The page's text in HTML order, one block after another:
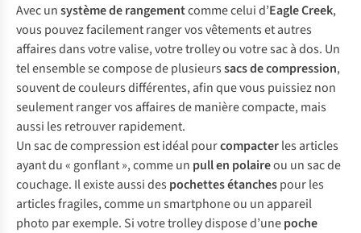
Avec unsystème de rangementcomme celui d’Eagle Creek,
vous pouvez facilement ranger vos vêtements et autres
affaires dans votre valise, votre trolley ou votre sac à dos. Un
tel ensemble se compose de plusieurssacs de compression,
souvent de couleurs différentes, afin que vous puissiez non
seulement ranger vos affaires de manière compacte, mais
aussi les retrouver rapidement.
Un sac de compression est idéal pourcompacterles articles
ayant du « gonflant », comme un pull en polaireou un sac de
couchage. Il existe aussi des pochettes étanchespour les
articles fragiles, comme un smartphone ou un appareil
photo par exemple. Si votre trolley dispose d’unepoche